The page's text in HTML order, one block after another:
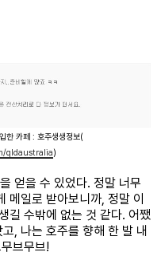
한 카페 : 호주생생정보(
qldaustralia)
얻을 수 있었다. 정말 너무
메일로 받아보니까, 정말 이
길 수밖에 없는 것 같다. 어쨌
, 나는 호주를 향해 한 발 내
브무브!